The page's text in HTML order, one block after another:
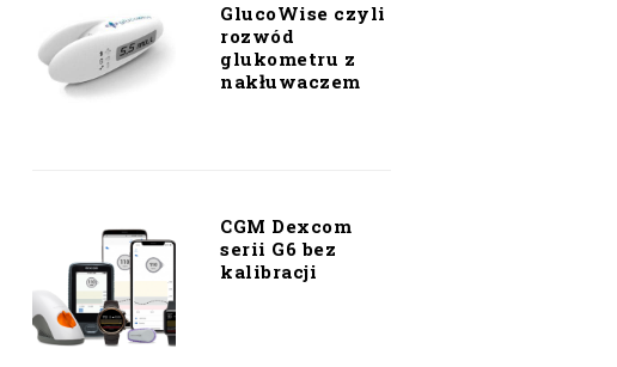
GlucoWise czyli
rozwód
glukometru z
nakłuwaczem
CGM Dexcom
serii G6 bez
kalibracji